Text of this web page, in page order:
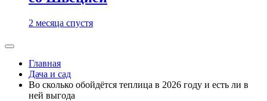
2 месяца спустя
Главная
Дача и сад
Во сколько обойдётся теплица в 2026 году и есть ли в
ней выгода